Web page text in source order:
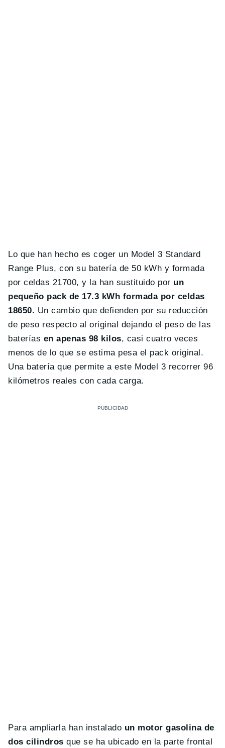
Lo que han hecho es coger un Model 3 Standard
Range Plus, con su batería de 50 kWh y formada
por celdas 21700, y la han sustituido por un
pequeño pack de 17.3 kWh formada por celdas
18650. Un cambio que defienden por su reducción
de peso respecto al original dejando el peso de las
baterías en apenas 98 kilos, casi cuatro veces
menos de lo que se estima pesa el pack original.
Una batería que permite a este Model 3 recorrer 96
kilómetros reales con cada carga.
Para ampliarla han instalado un motor gasolina de
dos cilindros que se ha ubicado en la parte frontal